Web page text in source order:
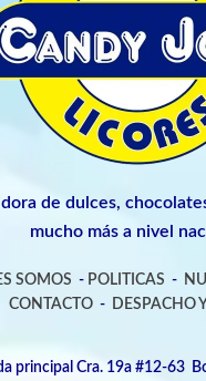
de dulces,
mucho más a nivel
SOMOS - POLITICAS -
CONTACTO- DESPACHO
principal Cra. 19a #12-63